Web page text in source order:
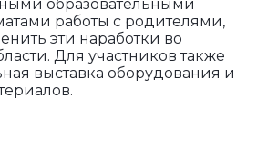
образовательными
работы с родителями,
эти наработки во
Для участников также
выставка оборудования и